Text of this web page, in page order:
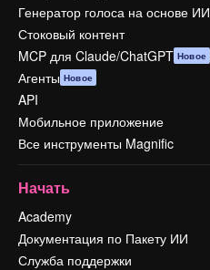
Генератор голоса на основе ИИ
Стоковый контент
MCP для Claude/ChatGPT Новое
Агенты Новое
API
Мобильное приложение
Все инструменты Magnific
Начать
Academy
Документация по Пакету ИИ
Служба поддержки